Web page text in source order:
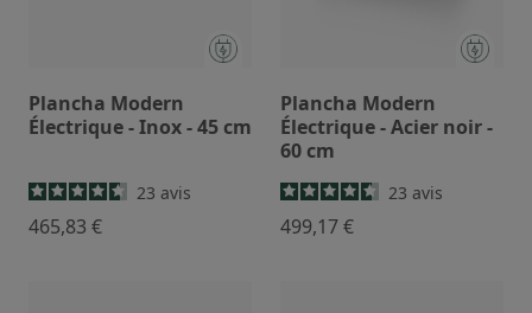
Plancha Modern
Électrique - Inox - 45 cm
23 avis
465,83 €
Plancha Modern
Électrique - Acier noir -
60 cm
23 avis
499,17 €